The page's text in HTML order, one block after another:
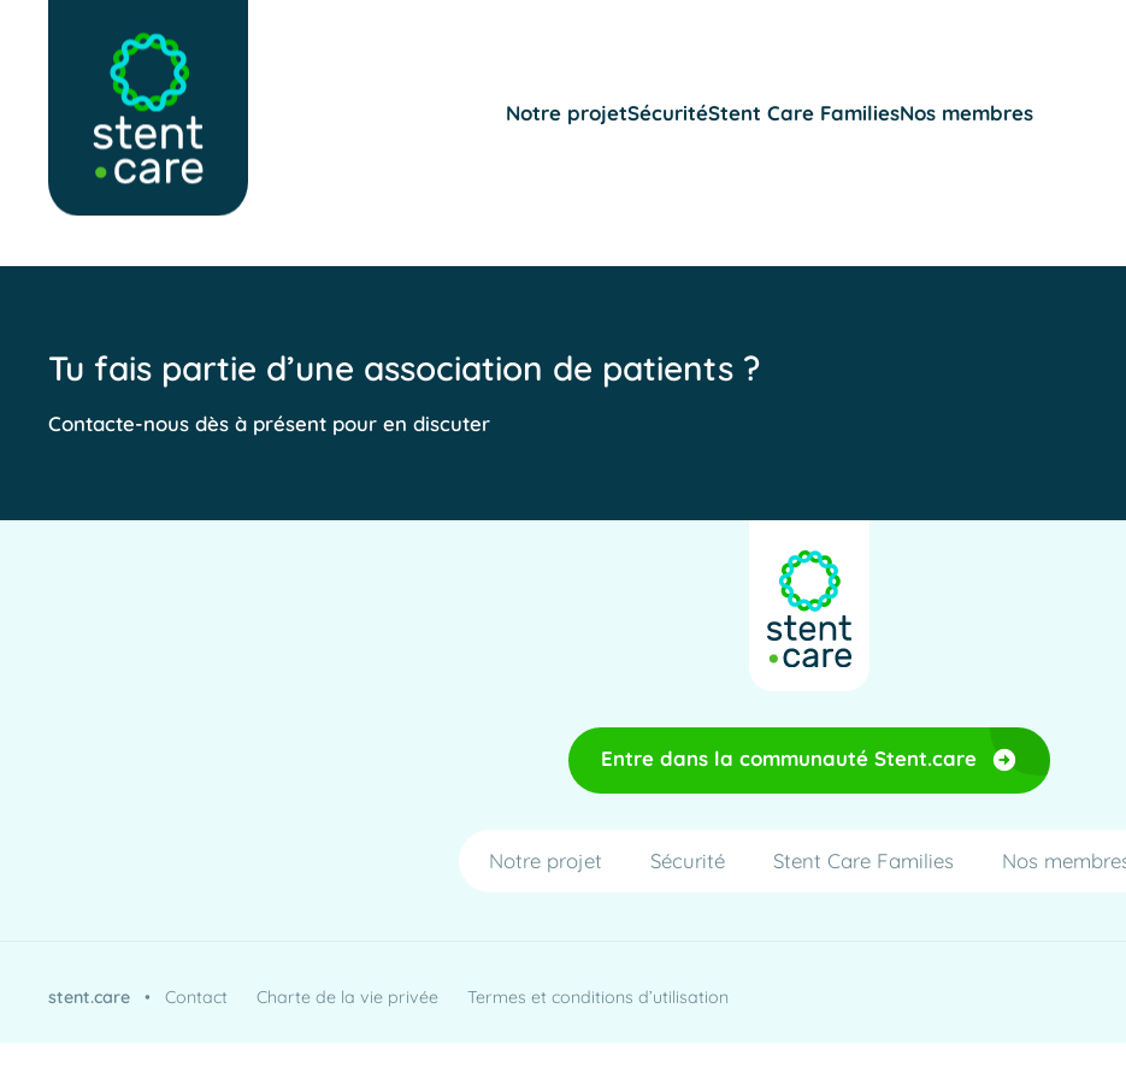
Notre projetSécuritéStent Care FamiliesNos membres
Tu fais partie d’une association de patients ?
Contacte-nous dès à présent pour en discuter
Entre dans la communauté Stent.care
Notre projet Sécurité Stent Care Families Nos
stent.care •Contact Charte de la vie privée Termes et conditions d’utilisation